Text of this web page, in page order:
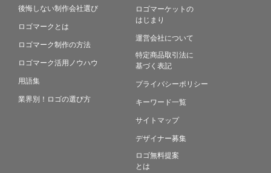
後悔しない制作会社選び
ロゴマークとは
ロゴマーク制作の方法
ロゴマーク活用ノウハウ
用語集
業界別！ロゴの選び方
ロゴマーケットの
はじまり
運営会社について
特定商品取引法に
基づく表記
プライバシーポリシー
キーワード一覧
サイトマップ
デザイナー募集
ロゴ無料提案
とは